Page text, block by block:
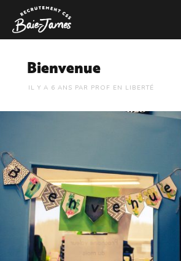
Bienvenue
6 ANS PAR PROF EN LIBERTÉ